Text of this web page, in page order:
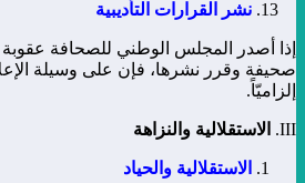
نشر القرارات التأديبية
إذا أصدر المجلس الوطني للصحافة
صحيفة وقرر نشرها، فإن على وسيلة
إلزاميّاً.
III. الاستقلالية والنزاهة
الاستقلالية والحياد